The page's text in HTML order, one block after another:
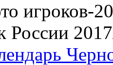
игроков-
России